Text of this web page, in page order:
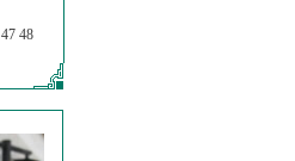
47 48